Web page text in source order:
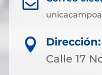

Dirección:
Calle 17